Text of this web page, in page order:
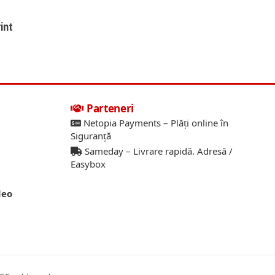
Parteneri
Netopia Payments – Plăți online în
Siguranță
Sameday – Livrare rapidă. Adresă /
Easybox